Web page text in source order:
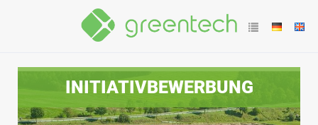
INITIATIVBEWERBUNG